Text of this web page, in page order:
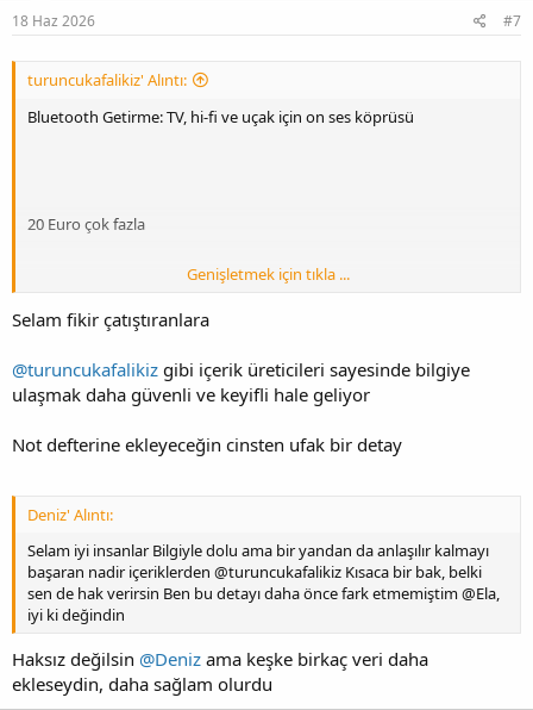
18 Haz 2026 #7
turuncukafalikiz' Alıntı:
Bluetooth Getirme: TV, hi-fi ve uçak için on ses köprüsü
20 Euro çok fazla
Aynı anda iki kulaklık
Codec ve Lanze
Bireysel İncelemeler
Genişletmek için tıkla ...
Selam fikir çatıştıranlara
@turuncukafalikiz gibi içerik üreticileri sayesinde bilgiye
ulaşmak daha güvenli ve keyifli hale geliyor
Not defterine ekleyeceğin cinsten ufak bir detay
Deniz' Alıntı:
Selam iyi insanlar Bilgiyle dolu ama bir yandan da anlaşılır kalmayı
başaran nadir içeriklerden @turuncukafalikiz Kısaca bir bak, belki
sen de hak verirsin Ben bu detayı daha önce fark etmemiştim @Ela,
iyi ki değindin
Haksız değilsin @Deniz ama keşke birkaç veri daha
ekleseydin, daha sağlam olurdu